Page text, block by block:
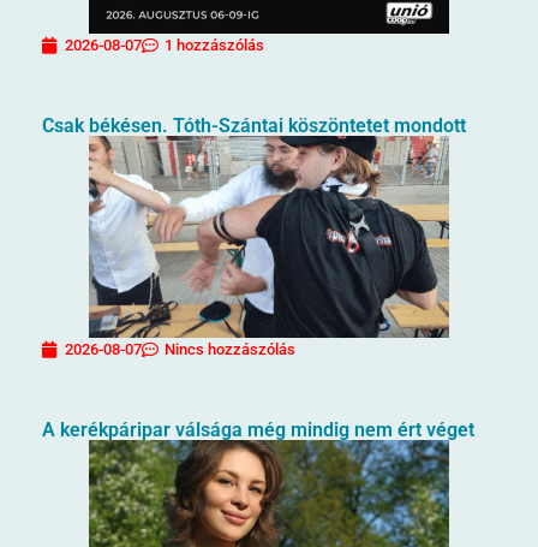
2026-08-07 1 hozzászólás
Csak békésen. Tóth-Szántai köszöntetet mondott
2026-08-07 Nincs hozzászólás
A kerékpáripar válsága még mindig nem ért véget